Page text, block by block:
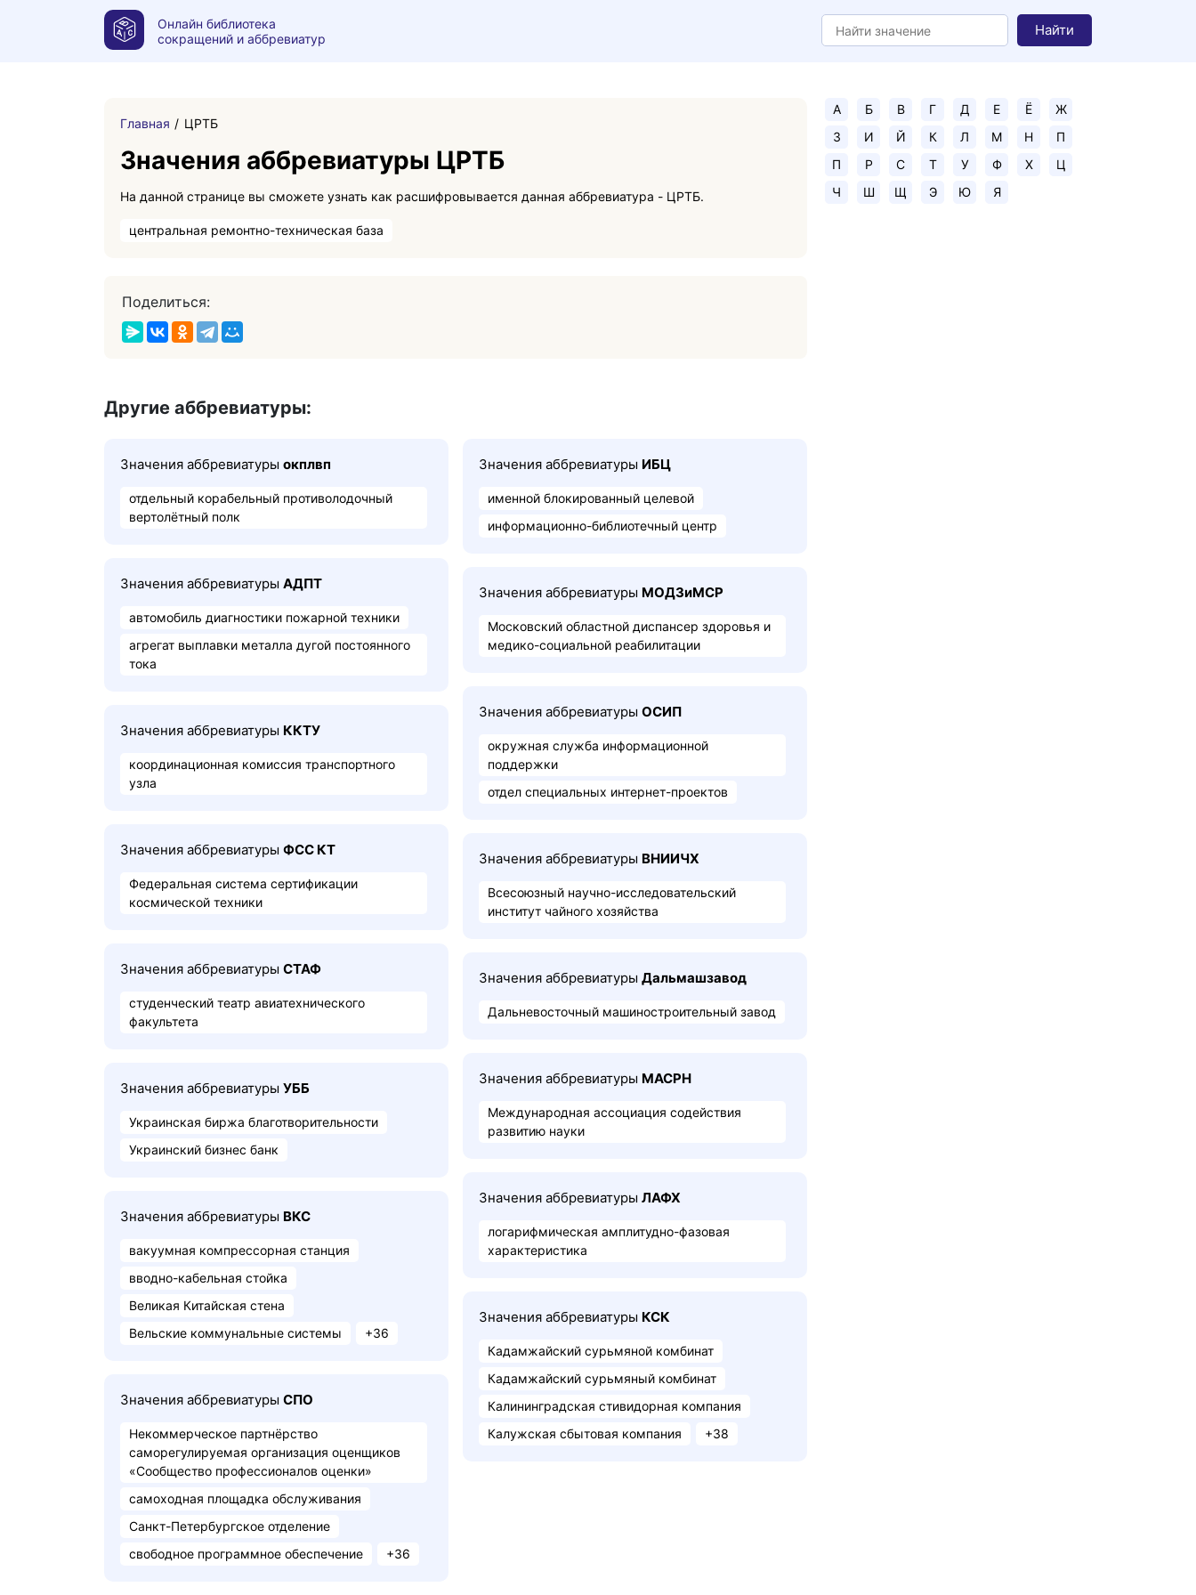
Онлайн библиотека
сокращений и аббревиатур
Найти
Главная ЦРТБ
Значения аббревиатуры ЦРТБ
На данной странице вы сможете узнать как расшифровывается данная аббревиатура - ЦРТБ.
центральная ремонтно-техническая база
Поделиться:
Другие аббревиатуры:
Значения аббревиатуры окплвп
отдельный корабельный противолодочный
вертолётный полк
Значения аббревиатуры АДПТ
автомобиль диагностики пожарной техники
агрегат выплавки металла дугой постоянного
тока
Значения аббревиатуры ККТУ
координационная комиссия транспортного
узла
Значения аббревиатуры ФСС КТ
Федеральная система сертификации
космической техники
Значения аббревиатуры СТАФ
студенческий театр авиатехнического
факультета
Значения аббревиатуры УББ
Украинская биржа благотворительности
Украинский бизнес банк
Значения аббревиатуры ВКС
вакуумная компрессорная станция
вводно-кабельная стойка
Великая Китайская стена
Вельские коммунальные системы
+36
Значения аббревиатуры СПО
Некоммерческое партнёрство
саморегулируемая организация оценщиков
«Сообщество профессионалов оценки»
самоходная площадка обслуживания
Санкт-Петербургское отделение
свободное программное обеспечение
+36
Значения аббревиатуры ИБЦ
именной блокированный целевой
информационно-библиотечный центр
Значения аббревиатуры МОДЗиМСР
Московский областной диспансер здоровья и
медико-социальной реабилитации
Значения аббревиатуры ОСИП
окружная служба информационной
поддержки
отдел специальных интернет-проектов
Значения аббревиатуры ВНИИЧХ
Всесоюзный научно-исследовательский
институт чайного хозяйства
Значения аббревиатуры Дальмашзавод
Дальневосточный машиностроительный завод
Значения аббревиатуры МАСРН
Международная ассоциация содействия
развитию науки
Значения аббревиатуры ЛАФХ
логарифмическая амплитудно-фазовая
характеристика
Значения аббревиатуры КСК
Кадамжайский сурьмяной комбинат
Кадамжайский сурьмяный комбинат
Калининградская стивидорная компания
Калужская сбытовая компания
+38
А Б В Г Д Е Ё
Ж
З
И Й К Л М Н
П
П
Р С Т У Ф Х
Ц
Ч
Ш Щ Э Ю Я